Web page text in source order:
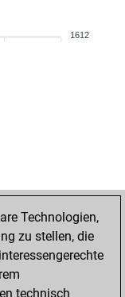
1612
Technologien,
zu stellen, die
technisch